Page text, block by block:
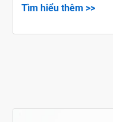
Tìm hiểu thêm >>